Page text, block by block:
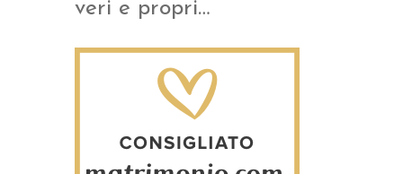
veri e propri…